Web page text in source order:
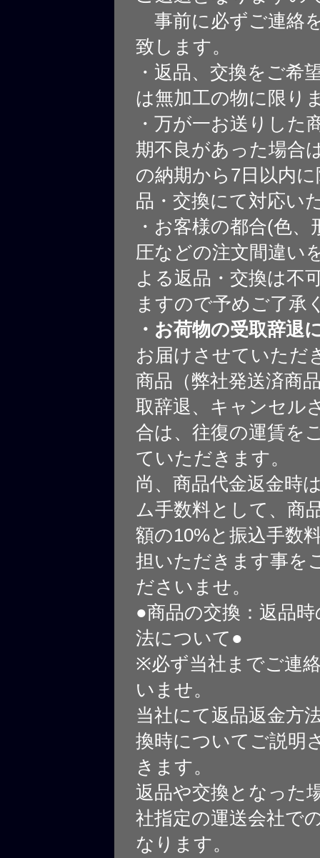
事前に必ずご連絡
致します。
・返品、交換をご希
は無加工の物に限り
・万が一お送りした
期不良があった場合
の納期から7日以内
品・交換にて対応い
・お客様の都合(色、
圧などの注文間違い
よる返品・交換は不
ますので予めご了承
・お荷物の受取辞退
お届けさせていただ
商品（弊社発送済商
取辞退、キャンセル
合は、往復の運賃を
ていただきます。
尚、商品代金返金時
ム手数料として、商
額の10%と振込手数
担いただきます事を
ださいませ。
●商品の交換：返品
法について●
※必ず当社までご連
いませ。
当社にて返品返金方
換時についてご説明
きます。
返品や交換となった
社指定の運送会社で
なります。